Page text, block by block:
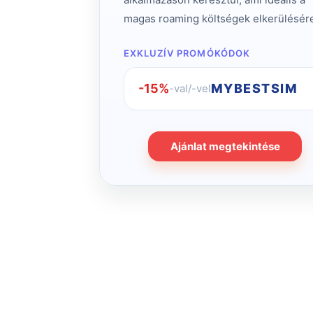
magas roaming költségek
EXKLUZÍV PROMÓKÓDOK
-15%-val/-velMYBESTSIM
Ajánlat megtekintése